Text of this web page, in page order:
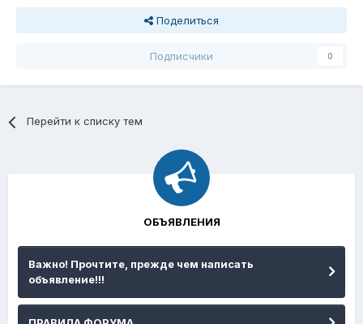
Поделиться
Подписчики 0
Перейти к списку тем
ОБЪЯВЛЕНИЯ
Важно! Прочтите, прежде чем написать
объявление!!!